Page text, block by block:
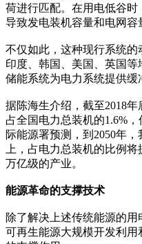
荷进行匹配。在用电低谷
导致发电装机容量和电网容
不仅如此，这种现行系统
印度、韩国、美国、英国
储能系统为电力系统提供缓
据陈海生介绍，截至2018
占全国电力总装机的1.6%
际能源署预测，到2050年
上，占电力总装机的比例
万亿级的产业。
能源革命的支撑技术
除了解决上述传统能源的
可再生能源大规模开发利